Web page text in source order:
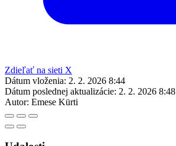
Zdieľať na sieti X
Dátum vloženia: 2. 2. 2026 8:44
Dátum poslednej aktualizácie: 2. 2. 2026 8:48
Autor: Emese Kürti